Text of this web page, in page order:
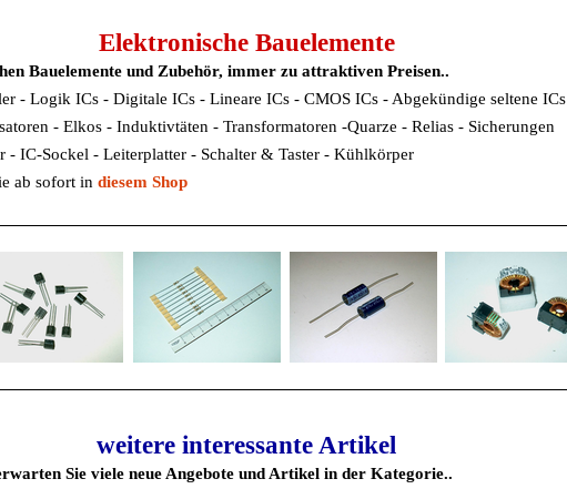
Elektronische Bauelemente
Bauelemente und Zubehör, immer zu attraktiven Preisen..
- Logik ICs - Digitale ICs - Lineare ICs - CMOS ICs - Abgekündige seltene ICs
- Elkos - Induktivtäten - Transformatoren -Quarze - Relias - Sicherungen
- IC-Sockel - Leiterplatter - Schalter & Taster - Kühlkörper
ab sofort in diesem Shop
weitere interessante Artikel
Sie viele neue Angebote und Artikel in der Kategorie..